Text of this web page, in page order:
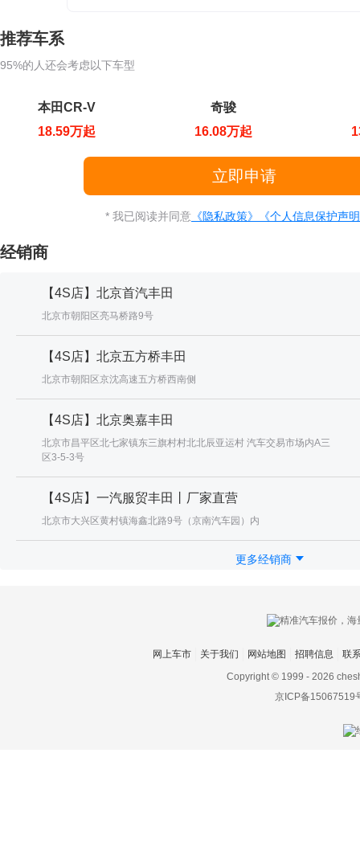
推荐车系
95%的人还会考虑以下车型
本田CR-V
18.59万起
奇骏
16.08万起
* 我已阅读并同意 《隐私政策》 《个人信息保护声
经销商
【4S店】北京首汽丰田
北京市朝阳区亮马桥路9号
【4S店】北京五方桥丰田
北京市朝阳区京沈高速五方桥西南侧
【4S店】北京奥嘉丰田
北京市昌平区北七家镇东三旗村村北北辰亚运村 汽车交易市场内A三
区3-5-3号
【4S店】一汽服贸丰田丨厂家直营
北京市大兴区黄村镇海鑫北路9号（京南汽车园）内
更多经销商
网上车市 关于我们 网站地图 招聘信息
联
Copyright © 1999 - 2026
京ICP备15067519